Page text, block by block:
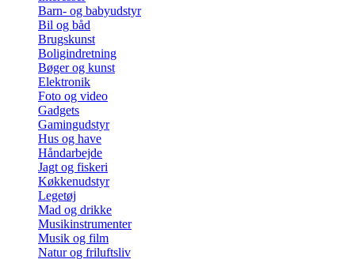
Barn- og babyudstyr
Bil og båd
Brugskunst
Boligindretning
Bøger og kunst
Elektronik
Foto og video
Gadgets
Gamingudstyr
Hus og have
Håndarbejde
Jagt og fiskeri
Køkkenudstyr
Legetøj
Mad og drikke
Musikinstrumenter
Musik og film
Natur og friluftsliv